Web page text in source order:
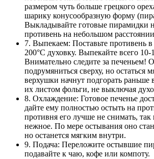
размером чуть больше грецкого
шарику конусообразную форму
Выкладывайте готовые пирамидки
противень на небольшом
7. Выпекаем: Поставьте противень в
200°C духовку. Выпекайте всего 10-
Внимательно следите за печеньем!
подрумяниться сверху, но остаться
верхушки начнут подгорать раньше
их листом фольги, не выключая
8. Охлаждение: Готовое печенье
дайте ему полностью остыть на
противня его лучше не снимать, так
нежное. По мере остывания оно
но останется мягким внутри.
9. Подача: Переложите остывшие
подавайте к чаю, кофе или компоту.